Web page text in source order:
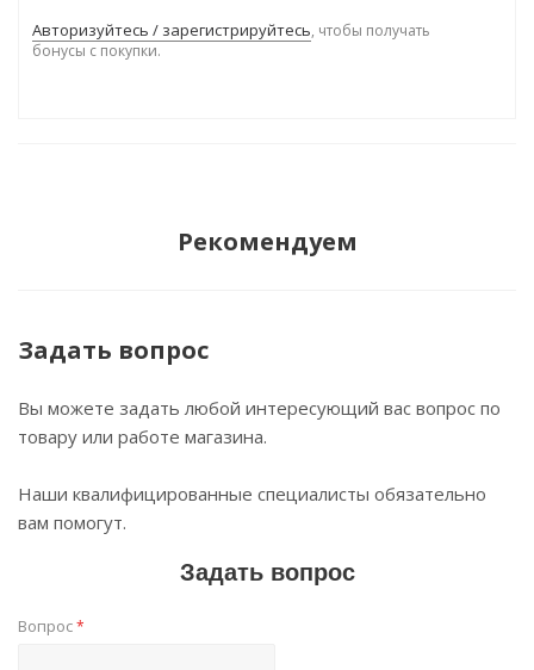
Авторизуйтесь / зарегистрируйтесь, чтобы получать
бонусы с покупки.
Рекомендуем
Задать вопрос
Вы можете задать любой интересующий вас вопрос по
товару или работе магазина.
Наши квалифицированные специалисты обязательно
вам помогут.
Задать вопрос
Вопрос*